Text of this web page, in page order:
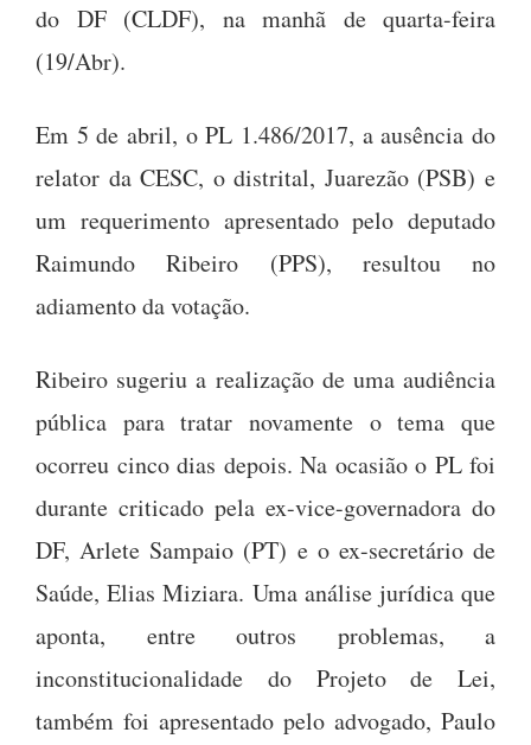
do DF (CLDF), na manhã de quarta-feira
(19/Abr).
Em 5 de abril, o PL 1.486/2017, a ausência do
relator da CESC, o distrital, Juarezão (PSB) e
um requerimento apresentado pelo deputado
Raimundo Ribeiro (PPS), resultou no
adiamento da votação.
Ribeiro sugeriu a realização de uma audiência
pública para tratar novamente o tema que
ocorreu cinco dias depois. Na ocasião o PL foi
durante criticado pela ex-vice-governadora do
DF, Arlete Sampaio (PT) e o ex-secretário de
Saúde, Elias Miziara. Uma análise jurídica que
aponta, entre outros problemas, a
inconstitucionalidade do Projeto de Lei,
também foi apresentado pelo advogado, Paulo